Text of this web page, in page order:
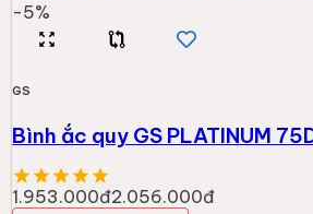
-5%
GS
Bình ắc quy GS PLATINUM
1.953.000đ2.056.000đ